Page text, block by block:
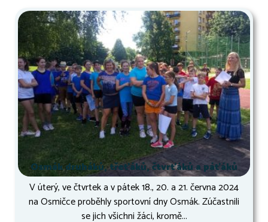
Osmák druháků, třeťáků, čtvrťáků a páťáků
V úterý, ve čtvrtek a v pátek 18., 20. a 21. června 2024
na Osmičce proběhly sportovní dny Osmák. Zúčastnili
se jich všichni žáci, kromě...